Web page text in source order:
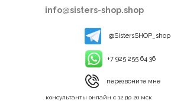
info@sisters-shop.shop
консультанты онлайн с 12 до 20 мск
@SistersSHOP_shop
+7 925 255 64 36
перезвоните мне